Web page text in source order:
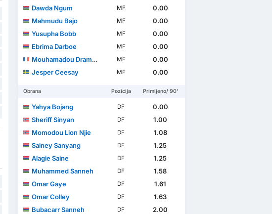
Dawda Ngum
MF
0.00
Mahmudu Bajo
MF
0.00
Yusupha Bobb
MF
0.00
Ebrima Darboe
MF
0.00
Mouhamadou Drammeh
MF
0.00
Jesper Ceesay
MF 0.00
Obrana Pozicija Primljeno/ 90'
Yahya Bojang DF
0.00
Sheriff Sinyan
DF
1.00
Momodou Lion Njie
DF
1.08
Sainey Sanyang
DF
1.25
Alagie Saine
DF
1.25
Muhammed Sanneh
DF
1.58
Omar Gaye
DF
1.61
Omar Colley
DF
1.63
Bubacarr Sanneh
DF 2.00